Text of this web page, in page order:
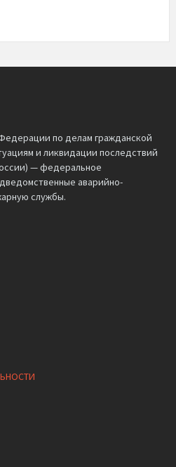
по делам гражданской
и ликвидации последствий
— федеральное
аварийно-
службы.